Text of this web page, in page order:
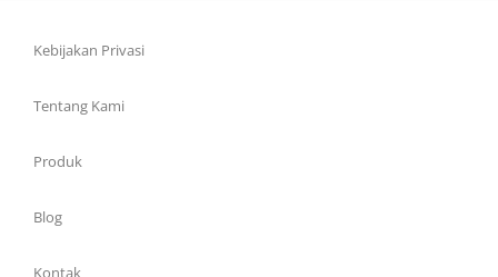
Kebijakan Privasi
Tentang Kami
Produk
Blog
Kontak